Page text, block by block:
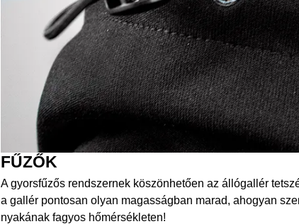
FŰZŐK
A gyorsfűzős rendszernek köszönhetően az állógallér
a gallér pontosan olyan magasságban marad, ahogyan
nyakának fagyos hőmérsékleten!